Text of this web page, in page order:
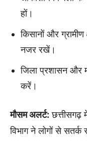
हों।
किसानों और
नजर रखें।
जिला प्रशासन और
करें।
मौसम अलर्ट: छत्तीसगढ़
विभाग ने लोगों से